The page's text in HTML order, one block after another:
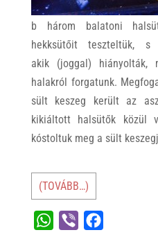
b három balatoni
hekksütőit teszteltük,
akik (joggal)
halakról forgatunk.
sült keszeg került az
kikiáltott halsütők közül
kóstoltuk meg a sült
(TOVÁBB…)